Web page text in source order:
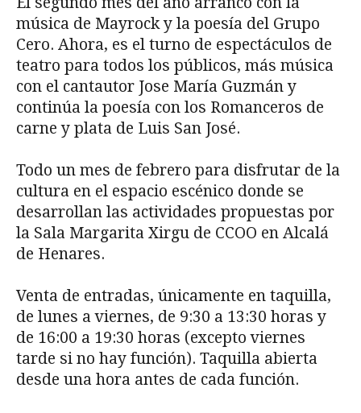
música de Mayrock y la poesía del Grupo
Cero. Ahora, es el turno de espectáculos de
teatro para todos los públicos, más música
con el cantautor Jose María Guzmán y
continúa la poesía con los Romanceros de
carne y plata de Luis San José.
Todo un mes de febrero para disfrutar de la
cultura en el espacio escénico donde se
desarrollan las actividades propuestas por
la Sala Margarita Xirgu de CCOO en Alcalá
de Henares.
Venta de entradas, únicamente en taquilla,
de lunes a viernes, de 9:30 a 13:30 horas y
de 16:00 a 19:30 horas (excepto viernes
tarde si no hay función). Taquilla abierta
desde una hora antes de cada función.